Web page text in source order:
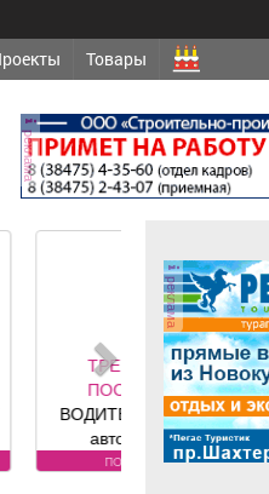
Товары
реклама
-
к
реклама